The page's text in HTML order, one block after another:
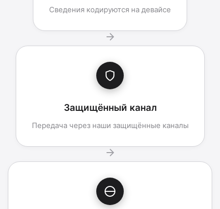
Сведения кодируются на девайсе
Защищённый канал
Передача через наши защищённые каналы